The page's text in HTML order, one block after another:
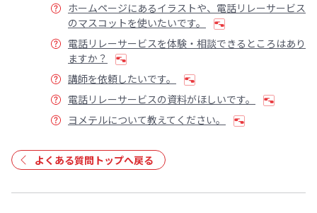
ホームページにあるイラストや、電話リレーサービス
のマスコットを使いたいです。
電話リレーサービスを体験・相談できるところはあり
ますか？
講師を依頼したいです。
電話リレーサービスの資料がほしいです。
ヨメテルについて教えてください。
よくある質問トップへ戻る